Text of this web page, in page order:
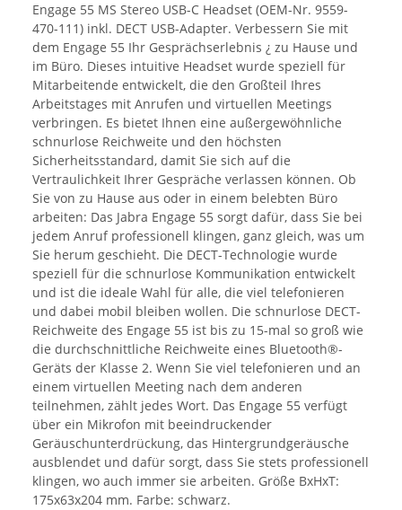
Engage 55 MS Stereo USB-C Headset (OEM-Nr. 9559-
470-111) inkl. DECT USB-Adapter. Verbessern Sie mit
dem Engage 55 Ihr Gesprächserlebnis ¿ zu Hause und
im Büro. Dieses intuitive Headset wurde speziell für
Mitarbeitende entwickelt, die den Großteil Ihres
Arbeitstages mit Anrufen und virtuellen Meetings
verbringen. Es bietet Ihnen eine außergewöhnliche
schnurlose Reichweite und den höchsten
Sicherheitsstandard, damit Sie sich auf die
Vertraulichkeit Ihrer Gespräche verlassen können. Ob
Sie von zu Hause aus oder in einem belebten Büro
arbeiten: Das Jabra Engage 55 sorgt dafür, dass Sie bei
jedem Anruf professionell klingen, ganz gleich, was um
Sie herum geschieht. Die DECT-Technologie wurde
speziell für die schnurlose Kommunikation entwickelt
und ist die ideale Wahl für alle, die viel telefonieren
und dabei mobil bleiben wollen. Die schnurlose DECT-
Reichweite des Engage 55 ist bis zu 15-mal so groß wie
die durchschnittliche Reichweite eines Bluetooth®-
Geräts der Klasse 2. Wenn Sie viel telefonieren und an
einem virtuellen Meeting nach dem anderen
teilnehmen, zählt jedes Wort. Das Engage 55 verfügt
über ein Mikrofon mit beeindruckender
Geräuschunterdrückung, das Hintergrundgeräusche
ausblendet und dafür sorgt, dass Sie stets professionell
klingen, wo auch immer sie arbeiten. Größe BxHxT:
175x63x204 mm. Farbe: schwarz.